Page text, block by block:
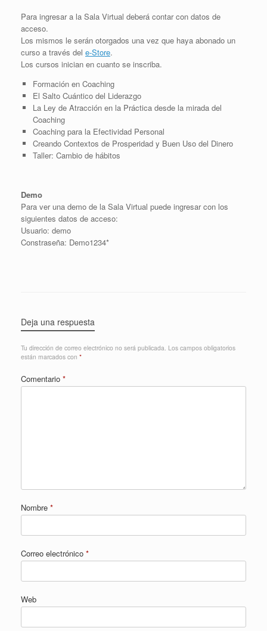
Para ingresar a la Sala Virtual deberá contar con datos de
acceso.
Los mismos le serán otorgados una vez que haya abonado un
curso a través del e-Store.
Los cursos inician en cuanto se inscriba.
Formación en Coaching
El Salto Cuántico del Liderazgo
La Ley de Atracción en la Práctica desde la mirada del
Coaching
Coaching para la Efectividad Personal
Creando Contextos de Prosperidad y Buen Uso del Dinero
Taller: Cambio de hábitos
Demo
Para ver una demo de la Sala Virtual puede ingresar con los
siguientes datos de acceso:
Usuario: demo
Constraseña: Demo1234*
Deja una respuesta
Tu dirección de correo electrónico no será publicada. Los campos obligatorios
están marcados con *
Comentario *
Nombre *
Correo electrónico *
Web